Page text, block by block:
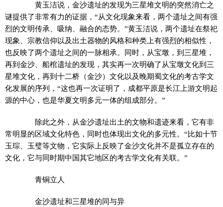
黄玉洁说，金沙遗址的发现为三星堆文明的突然消亡之
谜提供了非常有力的证据，“从文化现象来看，两个遗址之间有强
烈的文明传承、吸纳、融合的态势。”黄玉洁说，两个遗址在祭祀
现象、宗教信仰以及出土器物的风格和种类上有强烈的相似性，
也反映了两个遗址之间的一脉相承。同时，从宝墩，到三星堆，
再到金沙、船棺遗址的发现，其实再一次明确了从宝墩文化到三
星堆文化，再到十二桥（金沙）文化以及晚期蜀文化的考古学文
化发展的序列，“这也再一次证明了，成都平原是长江上游文明起
源的中心，也是华夏文明多元一体的组成部分。”
除此之外，从金沙遗址出土的文物和遗迹来看，它有非
常明显的区域文化特色，同时也体现出文化的多元性。“比如十节
玉琮、玉璧等文物，它实际上反映了金沙文化并不是孤立存在的
文化，它与同时期中国其它地区的考古学文化有关联。”
青铜立人
金沙遗址和三星堆的同与异